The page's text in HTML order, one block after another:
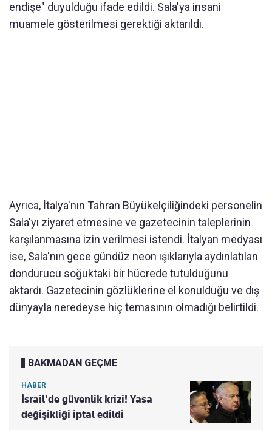
endişe" duyulduğu ifade edildi. Sala'ya insani
muamele gösterilmesi gerektiği aktarıldı.
Ayrıca, İtalya'nın Tahran Büyükelçiliğindeki personelin
Sala'yı ziyaret etmesine ve gazetecinin taleplerinin
karşılanmasına izin verilmesi istendi. İtalyan medyası
ise, Sala'nın gece gündüz neon ışıklarıyla aydınlatılan
dondurucu soğuktaki bir hücrede tutulduğunu
aktardı. Gazetecinin gözlüklerine el konulduğu ve dış
dünyayla neredeyse hiç temasının olmadığı belirtildi.
BAKMADAN GEÇME
HABER
İsrail'de güvenlik krizi! Yasa
değişikliği iptal edildi